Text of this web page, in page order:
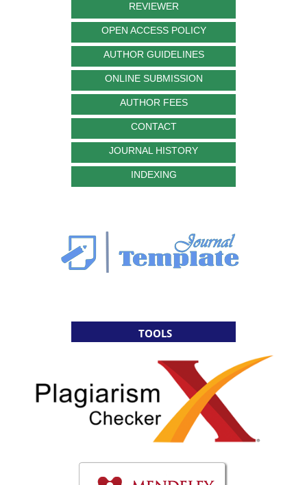
REVIEWER
OPEN ACCESS POLICY
AUTHOR GUIDELINES
ONLINE SUBMISSION
AUTHOR FEES
CONTACT
JOURNAL HISTORY
INDEXING
TOOLS